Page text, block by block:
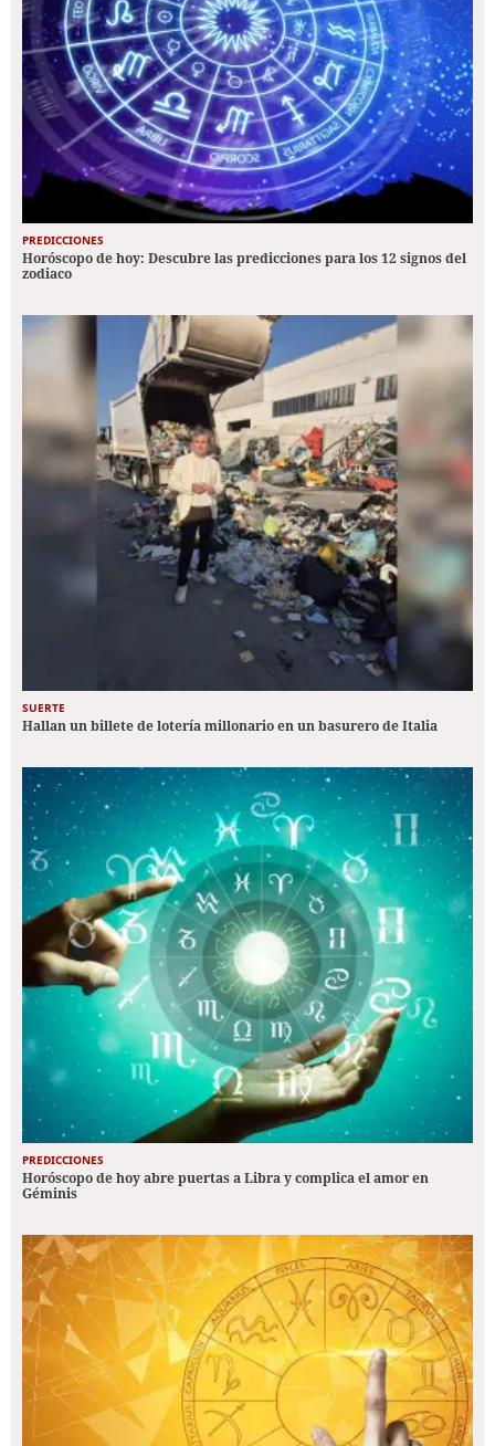
PREDICCIONES
Horóscopo de hoy: Descubre las predicciones para los 12 signos del
zodiaco
SUERTE
Hallan un billete de lotería millonario en un basurero de Italia
PREDICCIONES
Horóscopo de hoy abre puertas a Libra y complica el amor en
Géminis